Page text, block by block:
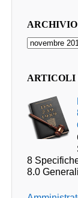
ARCHIVIO
8
8.0